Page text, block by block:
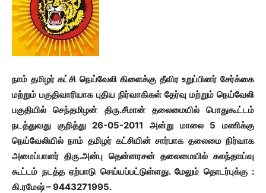
நாம் தமிழர் கட்சி நெய்வேலி கிளைக்கு தீவிர உறுப்பினர் சேர்க்கை
மற்றும் பகுதிவாரியாக புதிய நிர்வாகிகள் தேர்வு மற்றும் நெய்வேலி
பகுதியில் செந்தமிழன் திரு.சீமான் தலைமையில் பொதுகூட்டம்
நடத்துவது குறித்து 26-05-2011 அன்று மாலை 5 மணிக்கு
நெய்வேலியில் நாம் தமிழர் கட்சியின் சார்பாக தலைமை நிர்வாக
அமைப்பாளர் திரு.அன்பு தென்னரசன் தலைமையில் கலந்தாய்வு
கூட்டம் நடத்த ஏற்பாடு செய்யப்பட்டுள்ளது. மேலும் தொடர்புக்கு :
கி.ரமேஷ் – 9443271995.